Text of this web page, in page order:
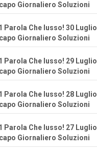
Giornaliero Soluzioni
Parola Che lusso! 30 Luglio
Giornaliero Soluzioni
Parola Che lusso! 29 Luglio
Giornaliero Soluzioni
Parola Che lusso! 28 Luglio
Giornaliero Soluzioni
Parola Che lusso! 27 Luglio
Giornaliero Soluzioni